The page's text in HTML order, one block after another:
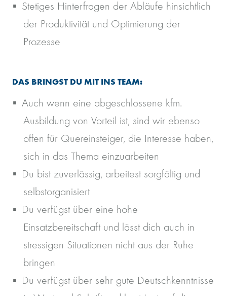
Stetiges Hinterfragen der Abläufe hinsichtlich
der Produktivität und Optimierung der
Prozesse
DAS BRINGST DU MIT INS TEAM:
Auch wenn eine abgeschlossene kfm.
Ausbildung von Vorteil ist, sind wir ebenso
offen für Quereinsteiger, die Interesse haben,
sich in das Thema einzuarbeiten
Du bist zuverlässig, arbeitest sorgfältig und
selbstorganisiert
Du verfügst über eine hohe
Einsatzbereitschaft und lässt dich auch in
stressigen Situationen nicht aus der Ruhe
bringen
Du verfügst über sehr gute Deutschkenntnisse